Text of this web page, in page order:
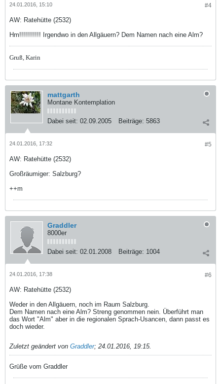
#4
24.01.2016, 15:10
AW: Ratehütte (2532)
Hm!!!!!!!!!!! Irgendwo in den Allgäuern? Dem Namen nach eine Alm?
Gruß, Karin
mattgarth
Montane Kontemplation
Dabei seit: 02.09.2005 Beiträge: 5863
#5
24.01.2016, 17:32
AW: Ratehütte (2532)
Großräumiger: Salzburg?
++m
Graddler
8000er
Dabei seit: 02.01.2008 Beiträge: 1004
#6
24.01.2016, 17:38
AW: Ratehütte (2532)
Weder in den Allgäuern, noch im Raum Salzburg.
Dem Namen nach eine Alm? Streng genommen nein. Überführt man
das Wort "Alm" aber in die regionalen Sprach-Usancen, dann passt es
doch wieder.
Zuletzt geändert von Graddler; 24.01.2016, 19:15.
Grüße vom Graddler